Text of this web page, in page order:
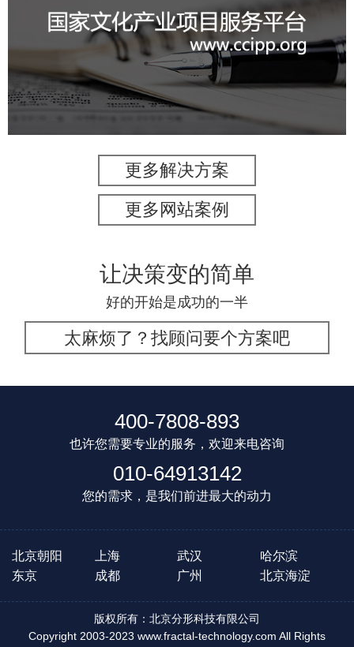
文化艺术 IT平台整体解决方案
系统开发
业务系统
更多解决方案
更多网站案例
让决策变的简单
好的开始是成功的一半
太麻烦了？找顾问要个方案吧
400-7808-893
也许您需要专业的服务，欢迎来电咨询
010-64913142
您的需求，是我们前进最大的动力
北京朝阳 上海 武汉
哈尔滨
东京
成都 广州 北京海淀
版权所有：北京分形科技有限公司
Copyright 2003-2023 www.fractal-technology.com All Rights